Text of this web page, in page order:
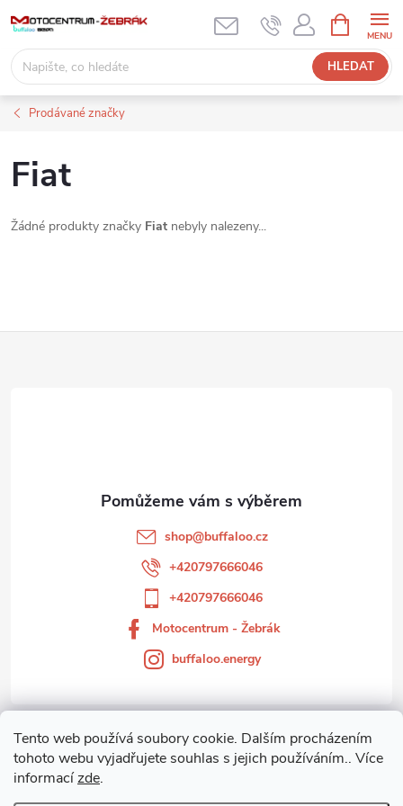
Tento web používá soubory cookie. Dalším procházením
tohoto webu vyjadřujete souhlas s jejich používáním.. Více
informacízde.
obsah
HLEDAT
NÁKUPNÍ
KOŠÍK
Prodávané značky
Fiat
Žádné produkty značky Fiat nebyly nalezeny...
Zákaznický servis
shop@buffaloo.cz
+420797666046
+420797666046
Motocentrum - Žebrák
buffaloo.energy